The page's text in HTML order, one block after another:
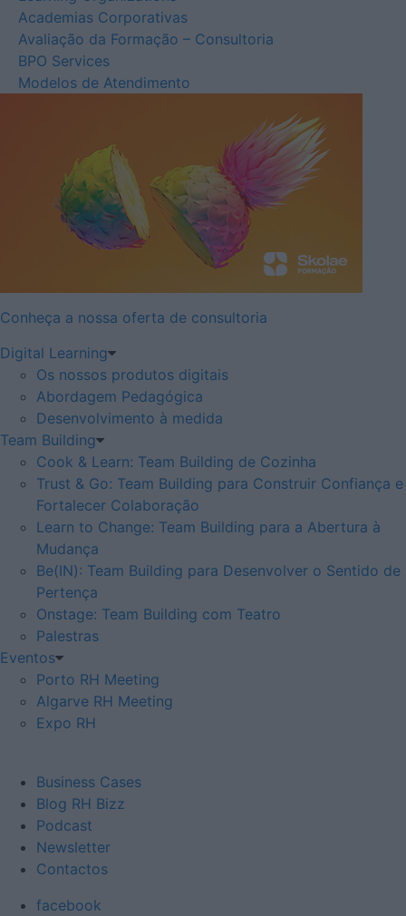
Academias Corporativas
Avaliação da Formação – Consultoria
BPO Services
Modelos de Atendimento
Conheça a nossa oferta de consultoria
Digital Learning
Os nossos produtos digitais
Abordagem Pedagógica
Desenvolvimento à medida
Team Building
Cook & Learn: Team Building de Cozinha
Trust & Go: Team Building para Construir Confiança e
Fortalecer Colaboração
Learn to Change: Team Building para a Abertura à
Mudança
Be(IN): Team Building para Desenvolver o Sentido de
Pertença
Onstage: Team Building com Teatro
Palestras
Eventos
Porto RH Meeting
Algarve RH Meeting
Expo RH
Business Cases
Blog RH Bizz
Podcast
Newsletter
Contactos
facebook